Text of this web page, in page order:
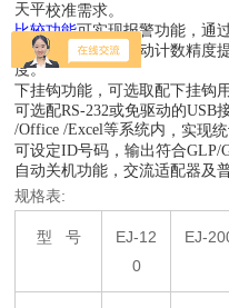
天平校准需求。
比较功能可实现报警功能 ，通
计数功能 中通过自动计数精度
度。
下挂钩功能，可选取配下挂钩
可选配RS-232或免驱动的USB
/Office /Excel等系统内 ， 实现
可设定ID号码，输出符合GLP/
自动关机功能 ，交流适配器及
​规格表:
型 号 EJ-12
0
EJ-